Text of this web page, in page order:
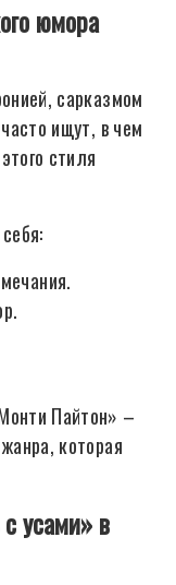
юмора
сарказмом
ищут, в чем
стиля
Пайтон» –
которая
усами» в